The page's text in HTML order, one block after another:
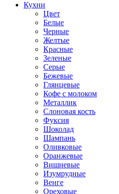
Кухни
Цвет
Белые
Черные
Желтые
Красные
Зеленые
Серые
Бежевые
Глянцевые
Кофе с молоком
Металлик
Слоновая кость
Фуксия
Шоколад
Шампань
Оливковые
Оранжевые
Вишневые
Изумрудные
Венге
Ореховые